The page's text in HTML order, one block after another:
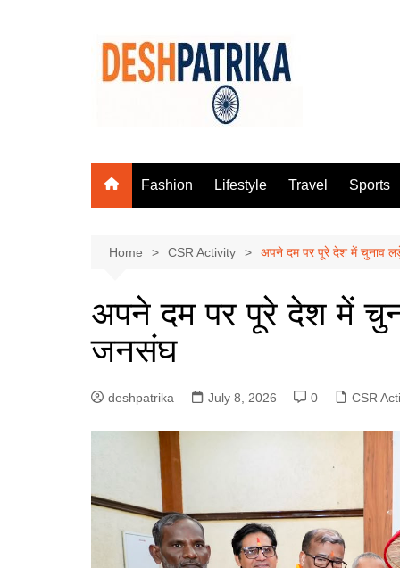
Fashion Lifestyle Travel Sports
Home CSR Activity अपने दम पर पूरे देश में चुनाव
अपने दम पर पूरे देश में
जनसंघ
deshpatrika July 8, 2026 0 CSR